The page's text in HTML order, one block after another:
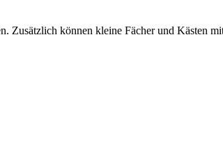
Zusätzlich können kleine Fächer und Kästen